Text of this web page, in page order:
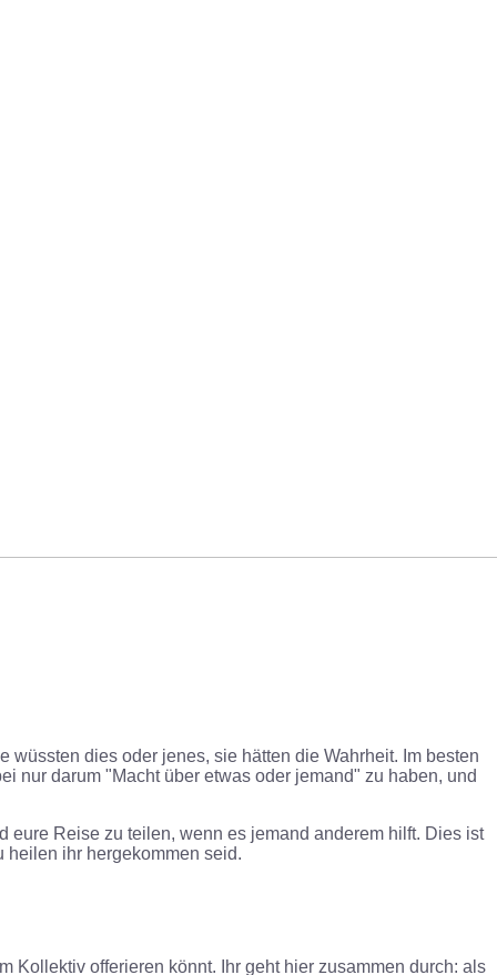
dies oder jenes, sie hätten die Wahrheit. Im besten
nur darum "Macht über etwas oder jemand" zu haben, und
eure Reise zu teilen, wenn es jemand anderem hilft. Dies ist
ihr hergekommen seid.
Kollektiv offerieren könnt. Ihr geht hier zusammen durch: als